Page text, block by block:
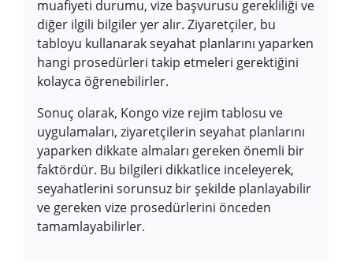
muafiyeti durumu, vize başvurusu gerekliliği ve
diğer ilgili bilgiler yer alır. Ziyaretçiler, bu
tabloyu kullanarak seyahat planlarını yaparken
hangi prosedürleri takip etmeleri gerektiğini
kolayca öğrenebilirler.
Sonuç olarak, Kongo vize rejim tablosu ve
uygulamaları, ziyaretçilerin seyahat planlarını
yaparken dikkate almaları gereken önemli bir
faktördür. Bu bilgileri dikkatlice inceleyerek,
seyahatlerini sorunsuz bir şekilde planlayabilir
ve gereken vize prosedürlerini önceden
tamamlayabilirler.